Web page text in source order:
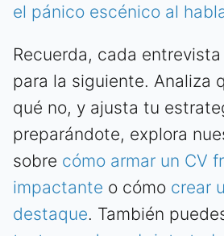
el pánico escénico al
Recuerda, cada
para la siguiente. Analiza
qué no, y ajusta tu
preparándote, explora
sobre cómo armar un CV
impactante o cómo crear
destaque. También